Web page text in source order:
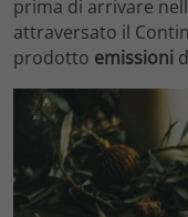
prima di arrivare
attraversato il
prodotto emissioni